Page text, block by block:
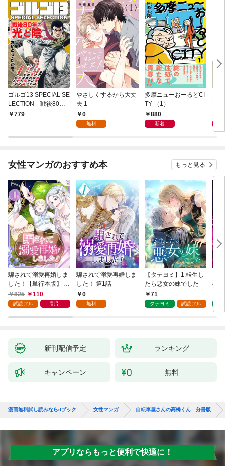
ゴルゴ13 SPECIAL SE
LECTION 戦後80年
の光と陰
779
やさしくするから大丈
夫 1
0
無料
多摩ニューおーるどCI
TY （1）
880
新着
京
女性マンガのおすすめ本 もっと見る
騙されて溺愛再婚しま
した！【単行本版】 1
巻825 110
試読フル 割引
騙されて溺愛再婚しま
した！ 第1話
0
無料
【タテヨミ】1.転生し
たら悪女の妹でした
71
タテヨミ 試読フル
の
新刊配信予定 ランキング
キャンペーン 無料
漫画無料試し読みならdブック 女性マンガ 自転車屋さんの高橋くん 分冊版
アプリならもっと便利で快適に！